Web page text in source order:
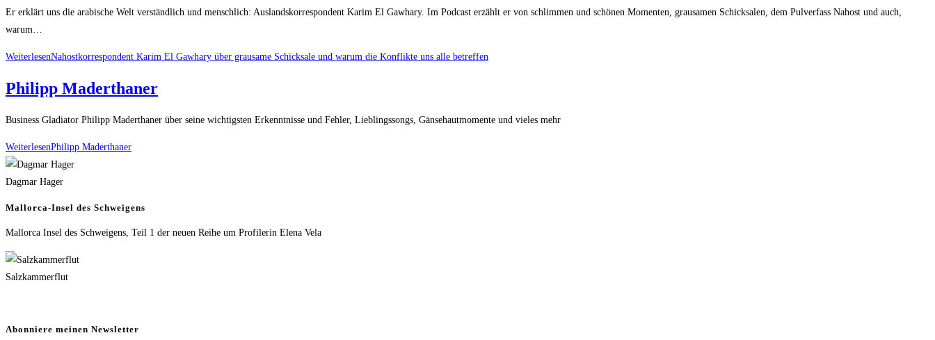
Er erklärt uns die arabische Welt verständlich und menschlich: Auslandskorrespondent Karim El Gawhary. Im Podcast erzählt er von schlimmen und schönen Momenten, grausamen Schicksalen, dem Pulverfass Nahost und auch,
warum…
WeiterlesenNahostkorrespondent Karim El Gawhary über grausame Schicksale und warum die Konflikte uns alle betreffen
Philipp Maderthaner
Business Gladiator Philipp Maderthaner über seine wichtigsten Erkenntnisse und Fehler, Lieblingssongs, Gänsehautmomente und vieles mehr
WeiterlesenPhilipp Maderthaner
Dagmar Hager
Mallorca-Insel des Schweigens
Mallorca Insel des Schweigens, Teil 1 der neuen Reihe um Profilerin Elena Vela
Salzkammerflut
Abonniere meinen Newsletter